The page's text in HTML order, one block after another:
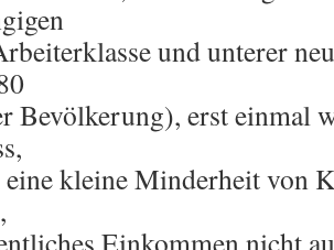
und unterer
Bevölkerung), erst einmal
kleine Minderheit von
Einkommen nicht